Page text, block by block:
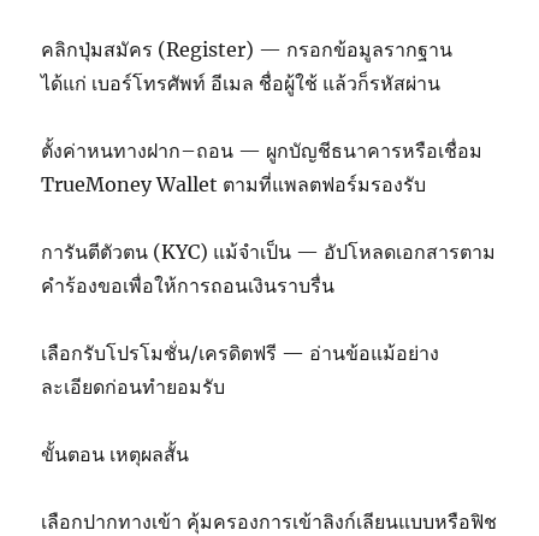
คลิกปุ่มสมัคร (Register) — กรอกข้อมูลรากฐาน
ได้แก่ เบอร์โทรศัพท์ อีเมล ชื่อผู้ใช้ แล้วก็รหัสผ่าน
ตั้งค่าหนทางฝาก–ถอน — ผูกบัญชีธนาคารหรือเชื่อม
TrueMoney Wallet ตามที่แพลตฟอร์มรองรับ
การันตีตัวตน (KYC) แม้จำเป็น — อัปโหลดเอกสารตาม
คำร้องขอเพื่อให้การถอนเงินราบรื่น
เลือกรับโปรโมชั่น/เครดิตฟรี — อ่านข้อแม้อย่าง
ละเอียดก่อนทำยอมรับ
ขั้นตอน เหตุผลสั้น
เลือกปากทางเข้า คุ้มครองการเข้าลิงก์เลียนแบบหรือฟิช